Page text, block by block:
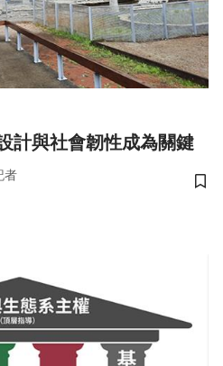
計與社會韌性成為關鍵
者
儲